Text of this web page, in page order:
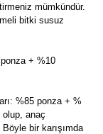
mümkündür.
bitki susuz
+ %10
%85 ponza + %
olup, anaç
Böyle bir karışımda